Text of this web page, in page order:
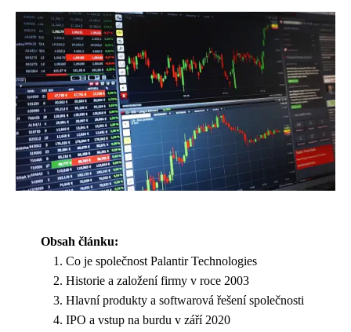
Obsah článku:
Co je společnost Palantir Technologies
Historie a založení firmy v roce 2003
Hlavní produkty a softwarová řešení společnosti
IPO a vstup na burdu v září 2020